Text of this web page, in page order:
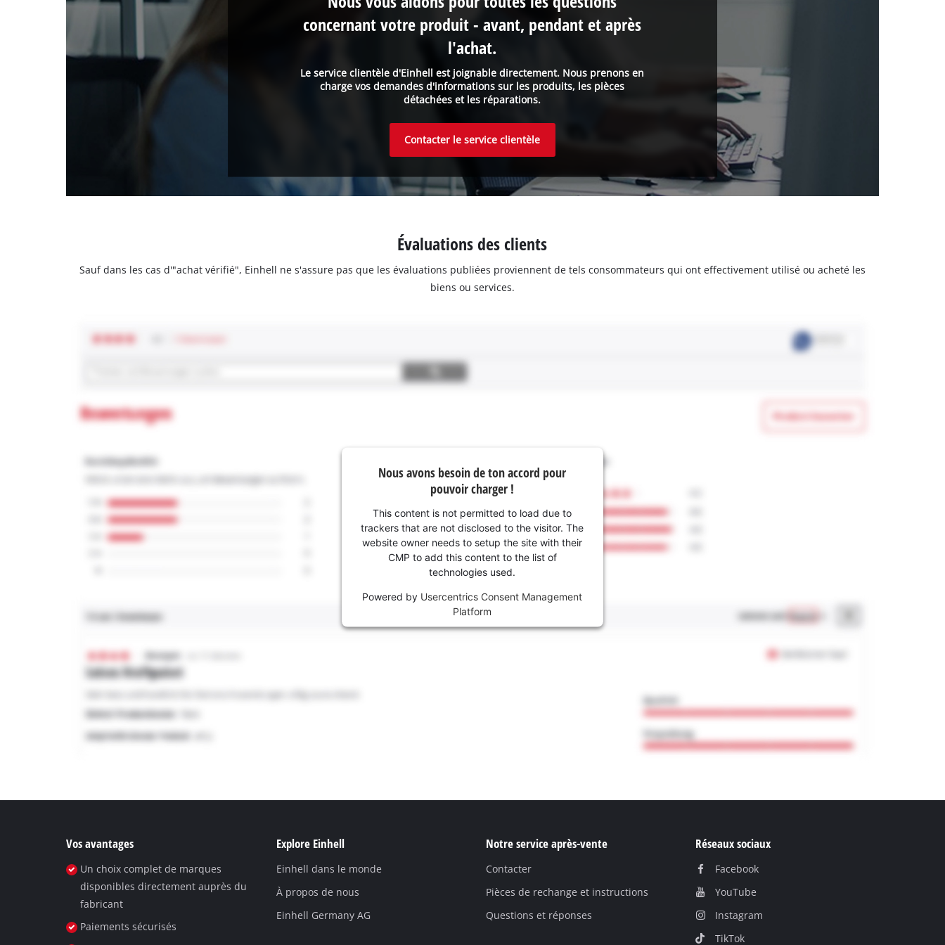
Le service clientèle d'Einhell est joignable directement. Nous prenons en
charge vos demandes d'informations sur les produits, les pièces
détachées et les réparations.
concernant votre produit - avant, pendant et après
l'achat.
Contacter le service clientèle
Évaluations des clients
Sauf dans les cas d'"achat vérifié", Einhell ne s'assure pas que les évaluations publiées proviennent de tels consommateurs qui ont effectivement utilisé ou acheté les
biens ou services.
Nous avons besoin de ton accord pour
pouvoir charger !
This content is not permitted to load due to
trackers that are not disclosed to the visitor. The
website owner needs to setup the site with their
CMP to add this content to the list of
technologies used.
Powered by Usercentrics Consent Management
Platform
Vos avantages
Un choix complet de marques
disponibles directement auprès du
fabricant
Paiements sécurisés
Explore Einhell
Einhell dans le monde
À propos de nous
Einhell Germany AG
Notre service après-vente
Contacter
Pièces de rechange et instructions
Questions et réponses
Réseaux sociaux
Facebook
YouTube
Instagram
TikTok